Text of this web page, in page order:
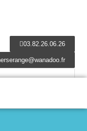
03.82.26.06.26